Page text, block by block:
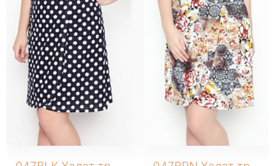
ШОРТЫ
ЮБКИ
КОСМЕТИКА
ЖЕНСКОЕ
Бомберы
Брюки домашние
Джеггинсы
Жакеты